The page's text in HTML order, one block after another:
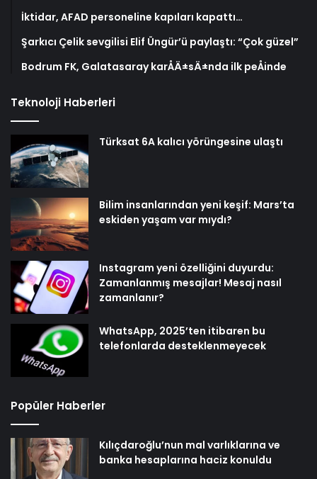
İktidar, AFAD personeline kapıları kapattı…
Şarkıcı Çelik sevgilisi Elif Üngür’ü paylaştı: “Çok güzel”
Bodrum FK, Galatasaray karÅÄ±sÄ±nda ilk peÅinde
Teknoloji Haberleri
Türksat 6A kalıcı yörüngesine ulaştı
Bilim insanlarından yeni keşif: Mars’ta
eskiden yaşam var mıydı?
Instagram yeni özelliğini duyurdu:
Zamanlanmış mesajlar! Mesaj nasıl
zamanlanır?
WhatsApp, 2025’ten itibaren bu
telefonlarda desteklenmeyecek
Popüler Haberler
Kılıçdaroğlu’nun mal varlıklarına ve
banka hesaplarına haciz konuldu